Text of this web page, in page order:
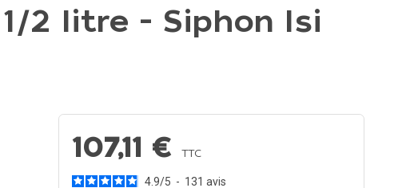
1/2 litre - Siphon Isi
107,11 € TTC
4.9/5 - 131 avis